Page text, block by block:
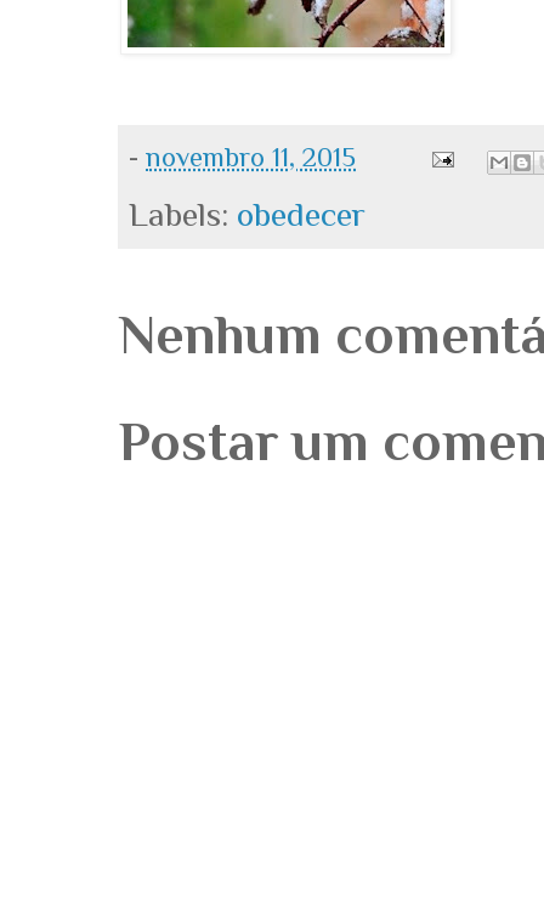
-novembro 11, 2015
Labels: obedecer
Nenhum
Postar um